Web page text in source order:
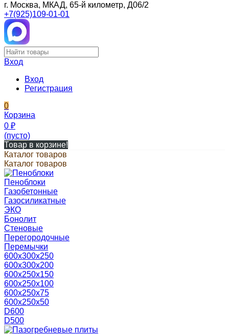
г. Москва, МКАД, 65-й километр, Д06/2
+7(925)109-01-01
Вход
Вход
Регистрация
0
Корзина
0 ₽
(пусто)
Товар в корзине!
Каталог товаров
Каталог товаров
Пеноблоки
Газобетонные
Газосиликатные
ЭКО
Бонолит
Стеновые
Перегородочные
Перемычки
600х300х250
600х300х200
600х250х150
600х250х100
600х250х75
600х250х50
D600
D500